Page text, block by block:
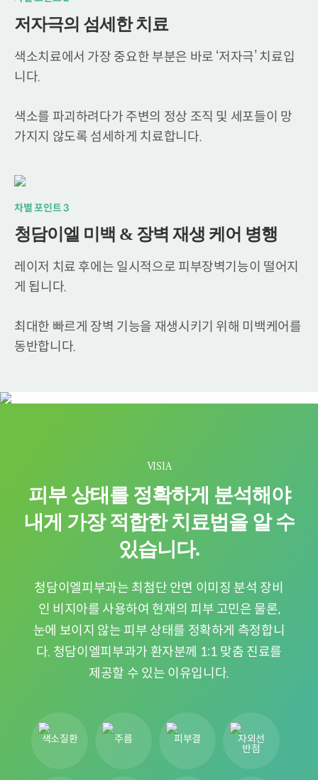
저자극의 섬세한 치료
색소치료에서 가장 중요한 부분은 바로 ‘저자극’ 치료입
니다.
색소를 파괴하려다가 주변의 정상 조직 및 세포들이 망
가지지 않도록 섬세하게 치료합니다.
차별 포인트 3
청담이엘 미백 & 장벽 재생 케어 병행
레이저 치료 후에는 일시적으로 피부장벽기능이 떨어지
게 됩니다.
최대한 빠르게 장벽 기능을 재생시키기 위해 미백케어를
동반합니다.
VISIA
피부 상태를 정확하게 분석해야
내게 가장 적합한 치료법을 알 수
있습니다.
청담이엘피부과는 최첨단 안면 이미징 분석 장비
인 비지아를 사용하여 현재의 피부 고민은 물론,
눈에 보이지 않는 피부 상태를 정확하게 측정합니
다. 청담이엘피부과가 환자분께 1:1 맞춤 진료를
제공할 수 있는 이유입니다.
색소질환 주름 피부결 자외선
반점